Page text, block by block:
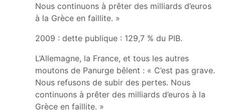
Nous continuons à prêter des milliards d’euros
à la Grèce en faillite. »
2009 : dette publique : 129,7 % du PIB.
L’Allemagne, la France, et tous les autres
moutons de Panurge bêlent : « C’est pas grave.
Nous refusons de subir des pertes. Nous
continuons à prêter des milliards d’euros à la
Grèce en faillite. »